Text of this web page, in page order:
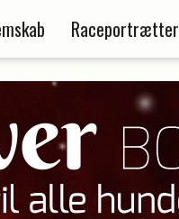
Raceportrætter